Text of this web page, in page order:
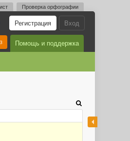
Проверка орфографии
Вход
Регистрация
Помощь и поддержка